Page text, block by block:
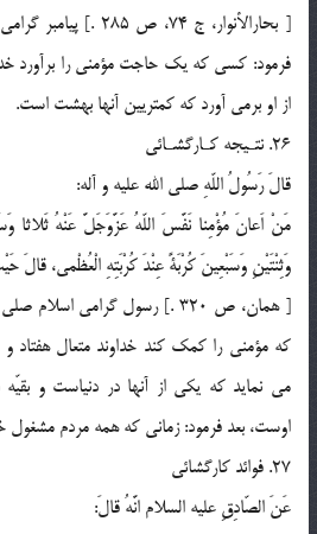
[ بحارالأنوار، ج 74،
فرمود: كسى كه يك حاجت مؤمنى را برآورد
از او برمى آورد كه كمتريين آنها بهشت است.
26. نتـيجه كـارگشـائى
قالَ رَسُولُ اللّهِ صلي الله عليه و آله:
مَنْ اَعانَ مُؤْمِنا نَفَّسَ اللّهُ عَزَّوَجَلَّ عَنْهُ ثَلاثا
وَثِنْتَيْنِ وَسَبْعِينَ كُرْبَةً عِنْدَ كُرْبَتِهِ الْعُظْمى، قالَ
[ همان، ص 320 .] رسول گرامى
كه مؤمنى را كمك كند خداوند متعال هفتاد و
مى نمايد كه يكى از آنها در دنياست و
اوست، بعد فرمود: زمانى كه همه مردم مشغول
27. فوائد كارگشائى
عَنَ الصّادِقِ عليه السلام انَّهُ قالَ: